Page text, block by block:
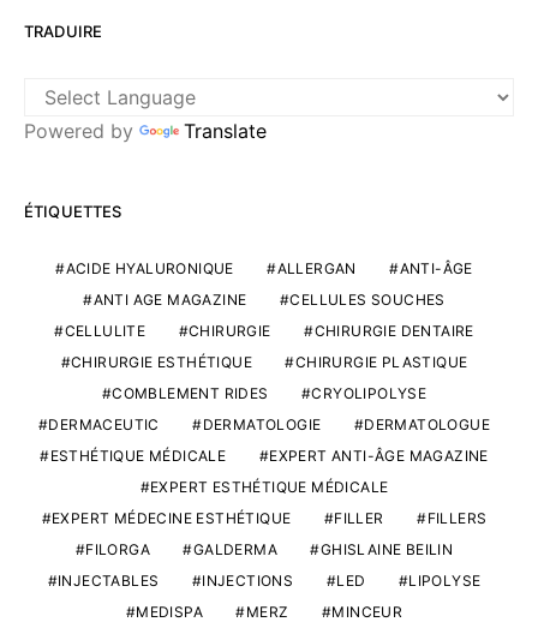
TRADUIRE
Powered by Translate
ÉTIQUETTES
ACIDE HYALURONIQUE ALLERGAN
ANTI-ÂGE
ANTI AGE MAGAZINE
CELLULES SOUCHES
CELLULITE
CHIRURGIE
CHIRURGIE DENTAIRE
CHIRURGIE ESTHÉTIQUE
CHIRURGIE PLASTIQUE
COMBLEMENT RIDES
CRYOLIPOLYSE
DERMACEUTIC
DERMATOLOGIE
DERMATOLOGUE
ESTHÉTIQUE MÉDICALE
EXPERT ANTI-ÂGE MAGAZINE
EXPERT ESTHÉTIQUE MÉDICALE
EXPERT MÉDECINE ESTHÉTIQUE
FILLER
FILLERS
FILORGA
GALDERMA
GHISLAINE BEILIN
INJECTABLES
INJECTIONS LED
LIPOLYSE
MEDISPA
MERZ
MINCEUR